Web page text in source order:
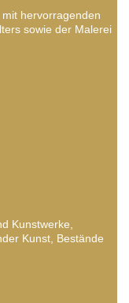
hervorragenden
sowie der Malerei
Kunstwerke,
Kunst, Bestände